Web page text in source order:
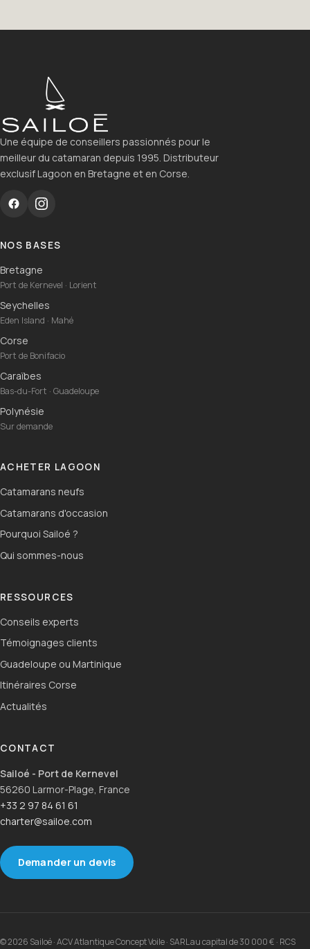
Une équipe de conseillers passionnés pour le
meilleur du catamaran depuis 1995. Distributeur
exclusif Lagoon en Bretagne et en Corse.
NOS BASES
Bretagne
Port de Kernevel · Lorient
Seychelles
Eden Island · Mahé
Corse
Port de Bonifacio
Caraïbes
Bas-du-Fort · Guadeloupe
Polynésie
Sur demande
ACHETER LAGOON
Catamarans neufs
Catamarans d'occasion
Pourquoi Sailoé ?
Qui sommes-nous
RESSOURCES
Conseils experts
Témoignages clients
Guadeloupe ou Martinique
Itinéraires Corse
Actualités
CONTACT
Sailoé - Port de Kernevel
56260 Larmor-Plage, France
+33 2 97 84 61 61
charter@sailoe.com
Demander un devis
© 2026 Sailoé · ACV Atlantique Concept Voile · SARL au capital de 30 000 € · RCS